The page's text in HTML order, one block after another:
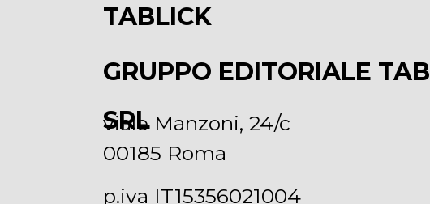
viale Manzoni, 24/c
00185 Roma
p.iva IT15356021004
TABLICK
GRUPPO EDITORIALE TAB
SRL